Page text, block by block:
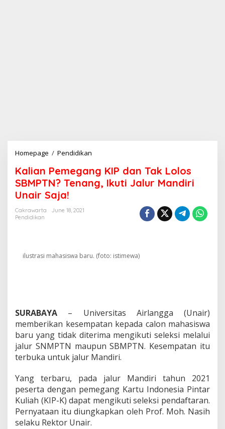
Homepage / Pendidikan
l
i
a
a
a
n
T
a
k
L
l
o
s
S
B
Kalian Pemegang KIP dan Tak Lolos
SBMPTN? Tenang, Ikuti Jalur Mandiri
Unair Saja!
Cakrawarta
June 18, 2021
Pendidikan
ilustrasi mahasiswa baru. (foto: istimewa)
SURABAYA – Universitas Airlangga (Unair)
memberikan kesempatan kepada calon mahasiswa
baru yang tidak diterima mengikuti seleksi melalui
jalur SNMPTN maupun SBMPTN. Kesempatan itu
terbuka untuk jalur Mandiri.
Yang terbaru, pada jalur Mandiri tahun 2021
peserta dengan pemegang Kartu Indonesia Pintar
Kuliah (KIP-K) dapat mengikuti seleksi pendaftaran.
Pernyataan itu diungkapkan oleh Prof. Moh. Nasih
selaku Rektor Unair.